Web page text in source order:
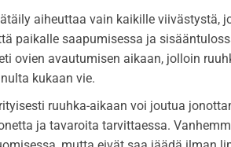
aiheuttaa vain kaikille viivästystä,
paikalle saapumisessa ja
ovien avautumisen aikaan, jolloin
kukaan vie.
ruuhka-aikaan voi joutua
ja tavaroita tarvittaessa.